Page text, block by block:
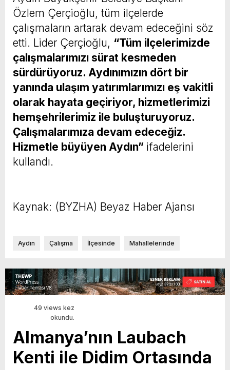
Özlem Çerçioğlu, tüm ilçelerde
çalışmaların artarak devam edeceğini söz
etti. Lider Çerçioğlu, “Tüm ilçelerimizde
çalışmalarımızı sürat kesmeden
sürdürüyoruz. Aydınımızın dört bir
yanında ulaşım yatırımlarımızı eş vakitli
olarak hayata geçiriyor, hizmetlerimizi
hemşehrilerimiz ile buluşturuyoruz.
Çalışmalarımıza devam edeceğiz.
Hizmetle büyüyen Aydın” ifadelerini
kullandı.
Kaynak: (BYZHA) Beyaz Haber Ajansı
Aydın Çalışma İlçesinde Mahallelerinde
49 views kez
okundu.
Almanya’nın Laubach
Kenti ile Didim Ortasında